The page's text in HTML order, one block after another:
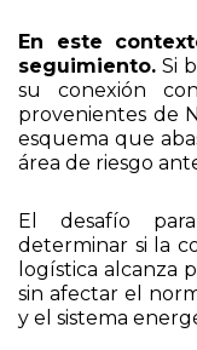
En este
seguimiento. Si
su conexión
provenientes de
esquema que
área de riesgo
El desafío
determinar si la
logística alcanza
sin afectar el
y el sistema